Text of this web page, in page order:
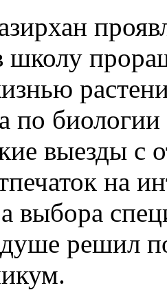
школу
по
выезды с
на
выбора
решил